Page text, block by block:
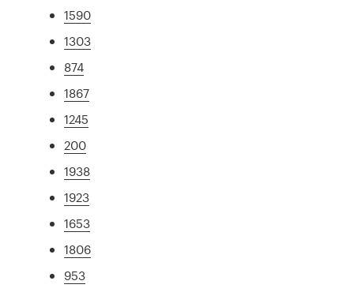
1590
1303
874
1867
1245
200
1938
1923
1653
1806
953